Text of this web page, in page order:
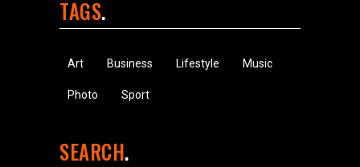
TAGS
Art Business Lifestyle Music
Photo Sport
SEARCH